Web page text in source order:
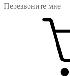
Перезвоните мне